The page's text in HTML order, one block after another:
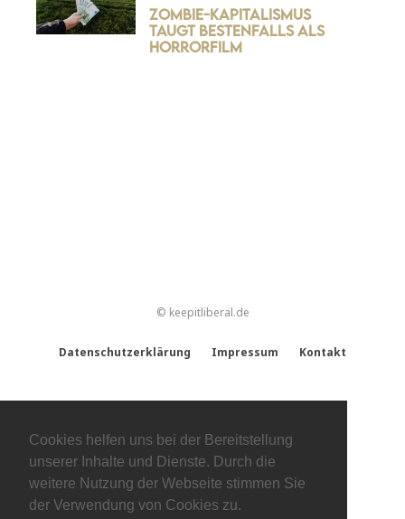
Cookies helfen uns bei der Bereitstellung
unserer Inhalte und Dienste. Durch die
weitere Nutzung der Webseite stimmen Sie
der Verwendung von Cookies zu.
Zombie-Kapitalismus
taugt bestenfalls als
Horrorfilm
© keepitliberal.de
Datenschutzerklärung Impressum Kontakt